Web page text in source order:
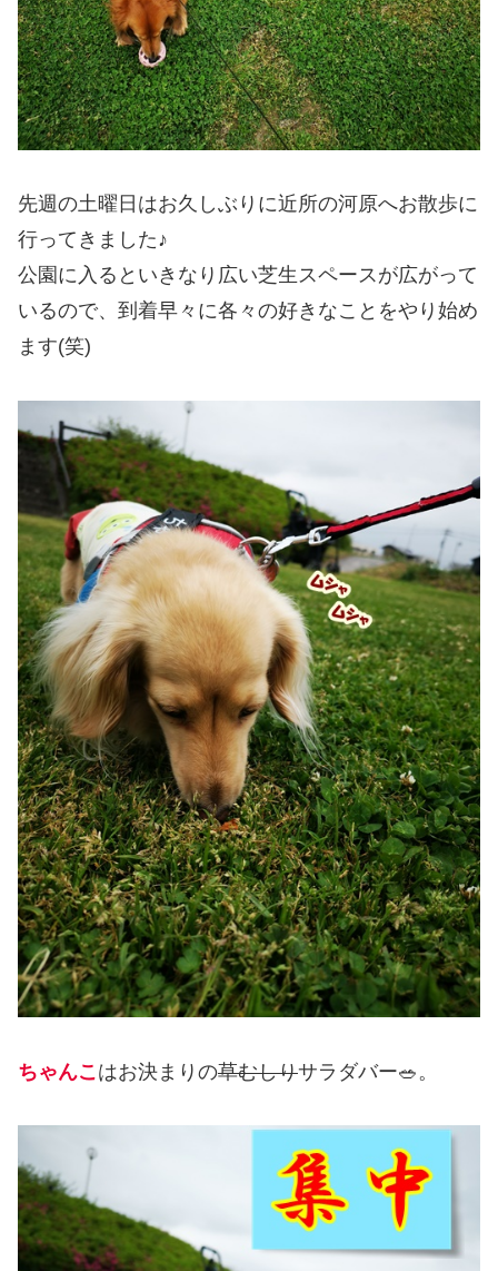
先週の土曜日はお久しぶりに近所の河原へお散歩に
行ってきました♪
公園に入るといきなり広い芝生スペースが広がって
いるので、到着早々に各々の好きなことをやり始め
ます(笑)
ちゃんこ はお決まりの草むしりサラダバー🥗。